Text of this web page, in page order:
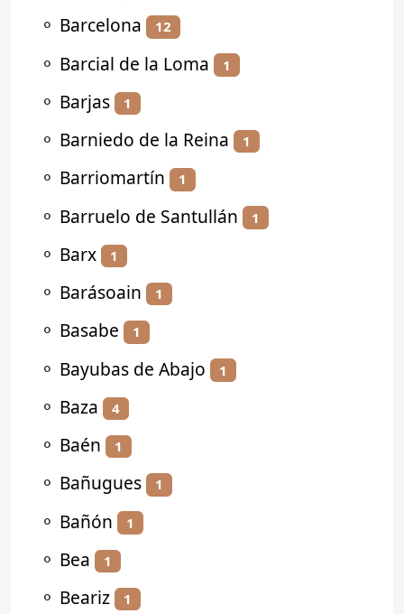
⚬ Barcelona 12
⚬ Barcial de la Loma 1
⚬ Barjas 1
⚬ Barniedo de la Reina 1
⚬ Barriomartín 1
⚬ Barruelo de Santullán 1
⚬ Barx 1
⚬ Barásoain 1
⚬ Basabe 1
⚬ Bayubas de Abajo 1
⚬ Baza 4
⚬ Baén 1
⚬ Bañugues 1
⚬ Bañón 1
⚬ Bea 1
⚬ Beariz 1